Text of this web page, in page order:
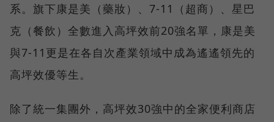
系。旗下康是美（藥妝）、7-11（超商）、星巴
克（餐飲）全數進入高坪效前20強名單，康是美
與7-11更是在各自次產業領域中成為遙遙領先的
高坪效優等生。
除了統一集團外，高坪效30強中的全家便利商店